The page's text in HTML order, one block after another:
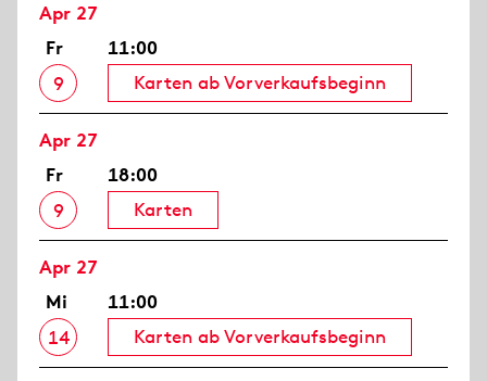
Apr 27
Fr
9
11:00
Karten ab Vorverkaufsbeginn
Apr 27
Fr
9
18:00
Karten
Apr 27
Mi
14
11:00
Karten ab Vorverkaufsbeginn